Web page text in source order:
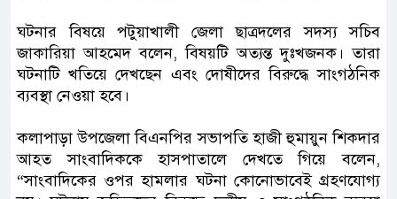
‎​ঘটনার বিষয়ে পটুয়াখালী জেলা ছাত্রদলের সদস্য সচিব
জাকারিয়া আহমেদ বলেন, বিষয়টি অত্যন্ত দুঃখজনক। তারা
ঘটনাটি খতিয়ে দেখছেন এবং দোষীদের বিরুদ্ধে সাংগঠনিক
ব্যবস্থা নেওয়া হবে।
‎​কলাপাড়া উপজেলা বিএনপির সভাপতি হাজী হুমায়ুন শিকদার
আহত সাংবাদিককে হাসপাতালে দেখতে গিয়ে বলেন,
“সাংবাদিকের ওপর হামলার ঘটনা কোনোভাবেই গ্রহণযোগ্য